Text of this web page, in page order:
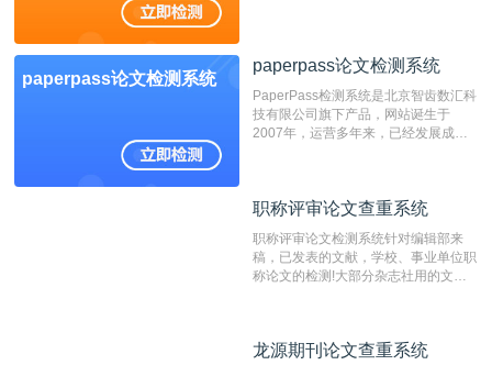
非。其次，相对于知网而言，万方检测
重的推荐系统。
paperpass论文检测系统
paperpass论文检测系统
PaperPass检测系统是北京智齿数汇科
技有限公司旗下产品，网站诞生于
2007年，运营多年来，已经发展成为
检测速度快、精度高，市场反映良好。
职称评审论文查重系统
职称评审论文检测系统针对编辑部来
稿，已发表的文献，学校、事业单位职
称论文的检测!大部分杂志社用的文献
编辑部检测来稿和已发表的文献,检测
龙源期刊论文查重系统